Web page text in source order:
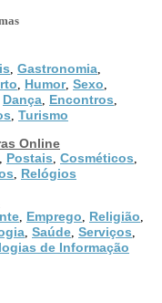
Gastronomia
Humor, Sexo
Dança Encontros
Turismo
Online
Postais Cosméticos
Relógios
Emprego Religião
Saúde Serviços
de Informação